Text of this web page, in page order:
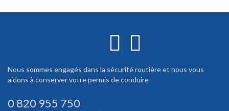
Nous sommes engagés dans la sécurité routière et nous vous
aidons à conserver votre permis de conduire
0 820 955 750